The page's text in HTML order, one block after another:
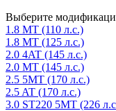
Выберите
1.8 MT (110 л.с.)
1.8 MT (125 л.с.)
2.0 4AT (145 л.с.)
2.0 MT (145 л.с.)
2.5 5МT (170 л.с.)
2.5 AT (170 л.с.)
3.0 ST220 5МT (226